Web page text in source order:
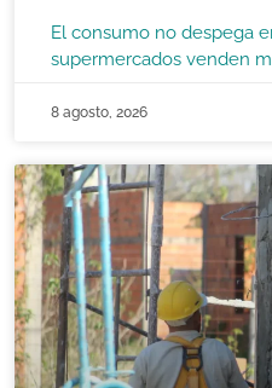
El consumo no despega
supermercados venden
8 agosto, 2026